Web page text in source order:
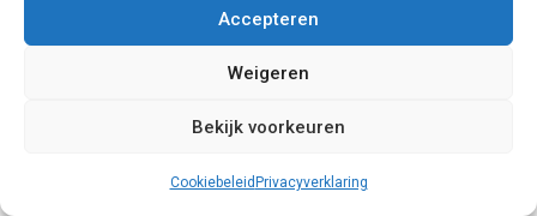
Accepteren
Weigeren
Bekijk voorkeuren
Cookiebeleid Privacyverklaring
Een Duits familiebedrijf dat in de laatste
jaren ook naar Nederland is uitgebreid, is
Knipping. Het voordeel van de uitbreiding
voldoen aan de Nederlandse eisen op het
en duurzaamheid. Daarnaast combineert